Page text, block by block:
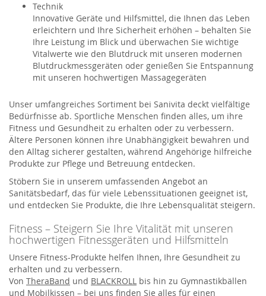
Technik
Innovative Geräte und Hilfsmittel, die Ihnen das Leben
erleichtern und Ihre Sicherheit erhöhen – behalten Sie
Ihre Leistung im Blick und überwachen Sie wichtige
Vitalwerte wie den Blutdruck mit unseren modernen
Blutdruckmessgeräten oder genießen Sie Entspannung
mit unseren hochwertigen Massagegeräten
Unser umfangreiches Sortiment bei Sanivita deckt vielfältige
Bedürfnisse ab. Sportliche Menschen finden alles, um ihre
Fitness und Gesundheit zu erhalten oder zu verbessern.
Ältere Personen können ihre Unabhängigkeit bewahren und
den Alltag sicherer gestalten, während Angehörige hilfreiche
Produkte zur Pflege und Betreuung entdecken.
Stöbern Sie in unserem umfassenden Angebot an
Sanitätsbedarf, das für viele Lebenssituationen geeignet ist,
und entdecken Sie Produkte, die Ihre Lebensqualität steigern.
Fitness – Steigern Sie Ihre Vitalität mit unseren
hochwertigen Fitnessgeräten und Hilfsmitteln
Unsere Fitness-Produkte helfen Ihnen, Ihre Gesundheit zu
erhalten und zu verbessern.
Von TheraBand und BLACKROLL bis hin zu Gymnastikbällen
und Mobilkissen – bei uns finden Sie alles für einen